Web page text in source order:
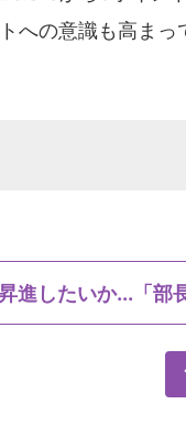
への意識も高まっ
進したいか...「